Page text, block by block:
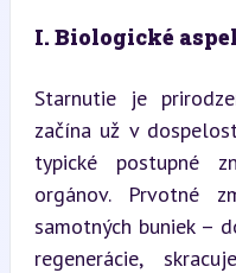
I. Biologické
Starnutie je
začína už v
typické postupné
orgánov. Prvotné
samotných buniek –
regenerácie,